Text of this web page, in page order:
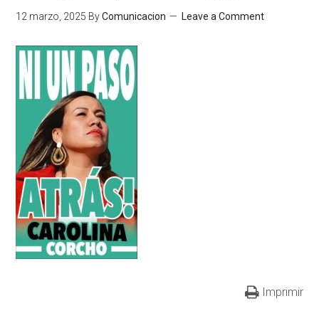
12 marzo, 2025 ByComunicacion Leave a Comment
Imprimir